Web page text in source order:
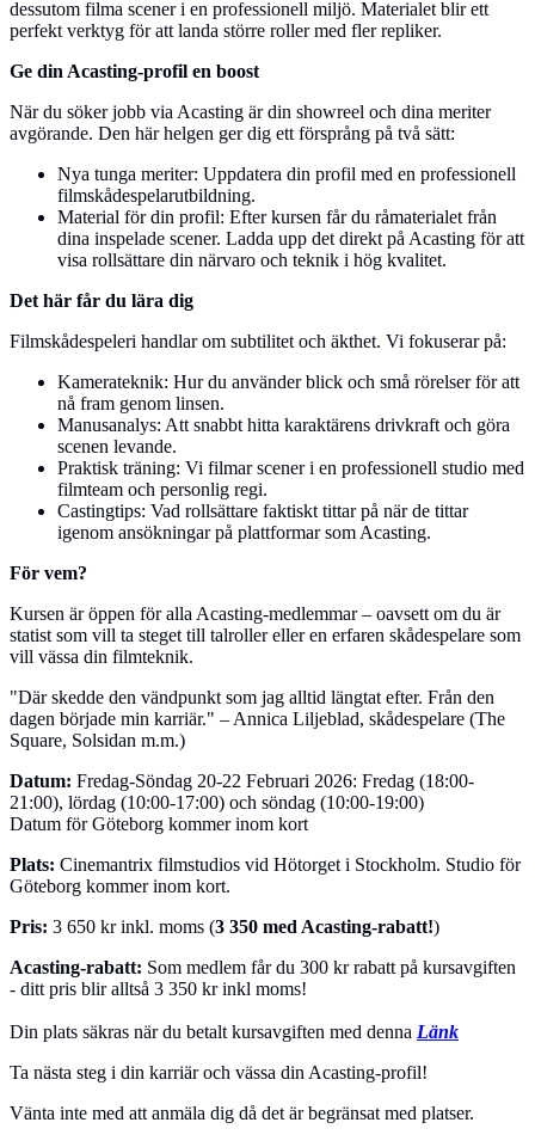
dessutom filma scener i en professionell miljö. Materialet blir ett
perfekt verktyg för att landa större roller med fler repliker.
Ge din Acasting-profil en boost
När du söker jobb via Acasting är din showreel och dina meriter
avgörande. Den här helgen ger dig ett försprång på två sätt:
Nya tunga meriter: Uppdatera din profil med en professionell
filmskådespelarutbildning.
Material för din profil: Efter kursen får du råmaterialet från
dina inspelade scener. Ladda upp det direkt på Acasting för att
visa rollsättare din närvaro och teknik i hög kvalitet.
Det här får du lära dig
Filmskådespeleri handlar om subtilitet och äkthet. Vi fokuserar på:
Kamerateknik: Hur du använder blick och små rörelser för att
nå fram genom linsen.
Manusanalys: Att snabbt hitta karaktärens drivkraft och göra
scenen levande.
Praktisk träning: Vi filmar scener i en professionell studio med
filmteam och personlig regi.
Castingtips: Vad rollsättare faktiskt tittar på när de tittar
igenom ansökningar på plattformar som Acasting.
För vem?
Kursen är öppen för alla Acasting-medlemmar – oavsett om du är
statist som vill ta steget till talroller eller en erfaren skådespelare som
vill vässa din filmteknik.
"Där skedde den vändpunkt som jag alltid längtat efter. Från den
dagen började min karriär." – Annica Liljeblad, skådespelare (The
Square, Solsidan m.m.)
Datum: Fredag-Söndag 20-22 Februari 2026: Fredag (18:00-
21:00), lördag (10:00-17:00) och söndag (10:00-19:00)
Datum för Göteborg kommer inom kort
Plats: Cinemantrix filmstudios vid Hötorget i Stockholm. Studio för
Göteborg kommer inom kort.
Pris: 3 650 kr inkl. moms (3 350 med Acasting-rabatt!)
Acasting-rabatt: Som medlem får du 300 kr rabatt på kursavgiften
- ditt pris blir alltså 3 350 kr inkl moms!
Din plats säkras när du betalt kursavgiften med denna Länk
Ta nästa steg i din karriär och vässa din Acasting-profil!
Vänta inte med att anmäla dig då det är begränsat med platser.